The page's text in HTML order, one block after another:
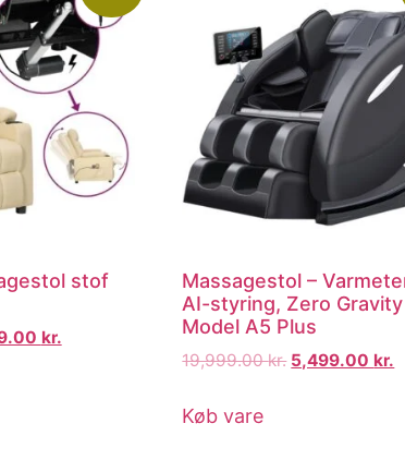
stof
kr.
Massagestol –
AI-styring, Zero Gravity
Model A5 Plus
19,999.00kr. 5,499.00 kr.
Køb vare